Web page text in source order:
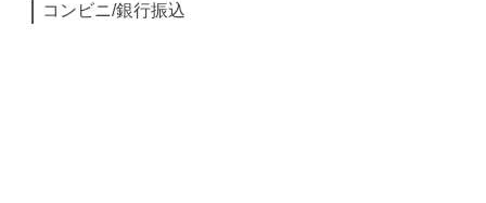
コンビニ/銀行振込